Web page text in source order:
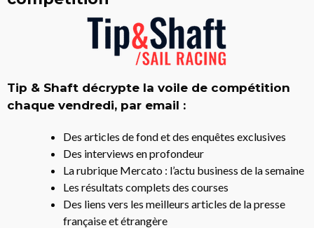
Tip & Shaft décrypte la voile de compétition
chaque vendredi, par email :
Des articles de fond et des enquêtes exclusives
Des interviews en profondeur
La rubrique Mercato : l’actu business de la semaine
Les résultats complets des courses
Des liens vers les meilleurs articles de la presse
française et étrangère